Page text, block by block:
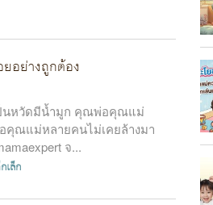
อย่างถูกต้อง
ป็นหวัดมีน้ำมูก คุณพ่อคุณแม่
คุณแม่หลายคนไม่เคยล้างมา
จ...
เล็ก